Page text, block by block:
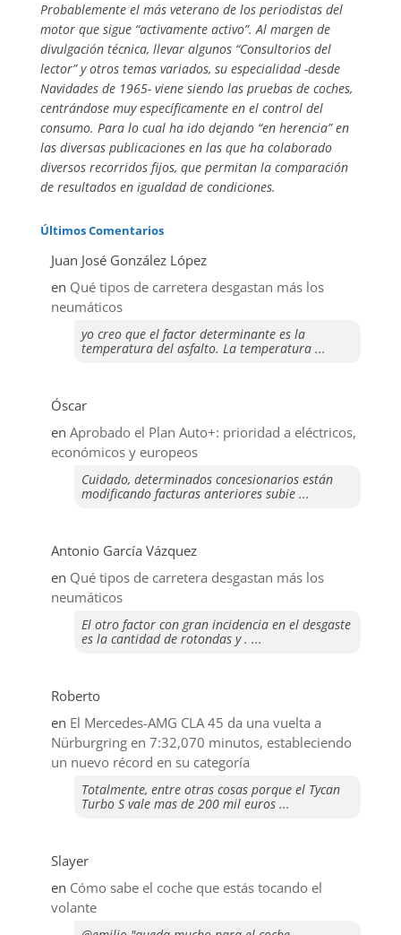
Probablemente el más veterano de los periodistas del
motor que sigue “activamente activo”. Al margen de
divulgación técnica, llevar algunos “Consultorios del
lector” y otros temas variados, su especialidad -desde
Navidades de 1965- viene siendo las pruebas de coches,
centrándose muy específicamente en el control del
consumo. Para lo cual ha ido dejando “en herencia” en
las diversas publicaciones en las que ha colaborado
diversos recorridos fijos, que permitan la comparación
de resultados en igualdad de condiciones.
Últimos Comentarios
Juan José González López
en Qué tipos de carretera desgastan más los
neumáticos
yo creo que el factor determinante es la
temperatura del asfalto. La temperatura ...
Óscar
en Aprobado el Plan Auto+: prioridad a eléctricos,
económicos y europeos
Cuidado, determinados concesionarios están
modificando facturas anteriores subie ...
Antonio García Vázquez
en Qué tipos de carretera desgastan más los
neumáticos
El otro factor con gran incidencia en el desgaste
es la cantidad de rotondas y . ...
Roberto
en El Mercedes-AMG CLA 45 da una vuelta a
Nürburgring en 7:32,070 minutos, estableciendo
un nuevo récord en su categoría
Totalmente, entre otras cosas porque el Tycan
Turbo S vale mas de 200 mil euros ...
Slayer
en ​Cómo sabe el coche que estás tocando el
volante